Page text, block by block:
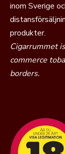
inom Sverige
produkter.
Cigarrummet
commerce
borders.